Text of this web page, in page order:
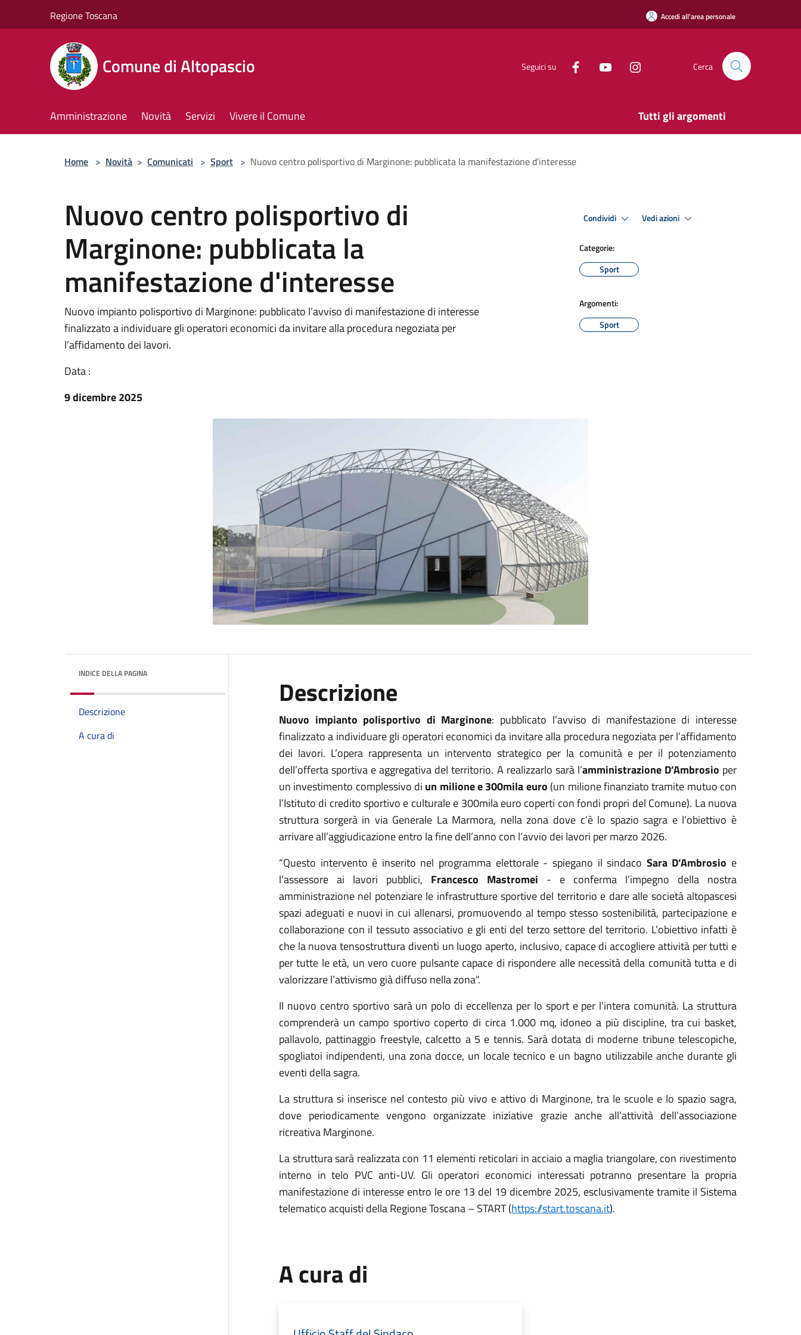
Regione Toscana Accedi all'area personale
Comune di Altopascio Seguici su Cerca
Amministrazione Novità Servizi Vivere il Comune Tutti gli argomenti
Home > Novità > Comunicati > Sport > Nuovo centro polisportivo di Marginone: pubblicata la manifestazione d'interesse
Nuovo centro polisportivo di
Marginone: pubblicata la
manifestazione d'interesse
Nuovo impianto polisportivo di Marginone: pubblicato l’avviso di manifestazione di interesse
finalizzato a individuare gli operatori economici da invitare alla procedura negoziata per
l’affidamento dei lavori.
Data :
9 dicembre 2025
Condividi Vedi azioni
Categorie:
Sport
Argomenti:
Sport
INDICE DELLA PAGINA
Descrizione
A cura di
Descrizione
Nuovo impianto polisportivo di Marginone: pubblicato l’avviso di manifestazione di interesse
finalizzato a individuare gli operatori economici da invitare alla procedura negoziata per l’affidamento
dei lavori. L’opera rappresenta un intervento strategico per la comunità e per il potenziamento
dell’offerta sportiva e aggregativa del territorio. A realizzarlo sarà l’amministrazione D’Ambrosio per
un investimento complessivo di un milione e 300mila euro (un milione finanziato tramite mutuo con
l’Istituto di credito sportivo e culturale e 300mila euro coperti con fondi propri del Comune). La nuova
struttura sorgerà in via Generale La Marmora, nella zona dove c’è lo spazio sagra e l’obiettivo è
arrivare all’aggiudicazione entro la fine dell’anno con l’avvio dei lavori per marzo 2026.
“Questo intervento è inserito nel programma elettorale - spiegano il sindaco Sara D’Ambrosio e
l’assessore ai lavori pubblici, Francesco Mastromei - e conferma l’impegno della nostra
amministrazione nel potenziare le infrastrutture sportive del territorio e dare alle società altopascesi
spazi adeguati e nuovi in cui allenarsi, promuovendo al tempo stesso sostenibilità, partecipazione e
collaborazione con il tessuto associativo e gli enti del terzo settore del territorio. L’obiettivo infatti è
che la nuova tensostruttura diventi un luogo aperto, inclusivo, capace di accogliere attività per tutti e
per tutte le età, un vero cuore pulsante capace di rispondere alle necessità della comunità tutta e di
valorizzare l’attivismo già diffuso nella zona".
Il nuovo centro sportivo sarà un polo di eccellenza per lo sport e per l'intera comunità. La struttura
comprenderà un campo sportivo coperto di circa 1.000 mq, idoneo a più discipline, tra cui basket,
pallavolo, pattinaggio freestyle, calcetto a 5 e tennis. Sarà dotata di moderne tribune telescopiche,
spogliatoi indipendenti, una zona docce, un locale tecnico e un bagno utilizzabile anche durante gli
eventi della sagra.
La struttura si inserisce nel contesto più vivo e attivo di Marginone, tra le scuole e lo spazio sagra,
dove periodicamente vengono organizzate iniziative grazie anche all’attività dell’associazione
ricreativa Marginone.
La struttura sarà realizzata con 11 elementi reticolari in acciaio a maglia triangolare, con rivestimento
interno in telo PVC anti-UV. Gli operatori economici interessati potranno presentare la propria
manifestazione di interesse entro le ore 13 del 19 dicembre 2025, esclusivamente tramite il Sistema
telematico acquisti della Regione Toscana – START (https://start.toscana.it).
A cura di